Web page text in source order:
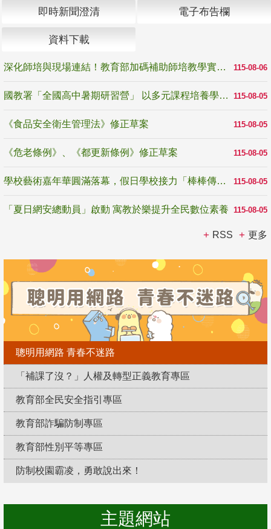
即時新聞澄清 電子布告欄
資料下載
115-08-06
深化師培與現場連結！教育部加碼補助師培教學實踐研究 10月師培國際研討會交流教學實踐經驗
115-08-05
國教署「全國高中暑期研習營」 以多元課程培養學生瞭解誠信專業與倫理價值
115-08-05
《食品安全衛生管理法》修正草案
115-08-05
《危老條例》、《都更新條例》修正草案
115-08-05
學校藝術嘉年華圓滿落幕，假日學校接力「棒棒傳美感」
115-08-05
「夏日網安總動員」啟動 寓教於樂提升全民數位素養
RSS 更多
聰明用網路 青春不迷路
「補課了沒？」人權及轉型正義教育專區
教育部全民安全指引專區
教育部詐騙防制專區
教育部性別平等專區
防制校園霸凌，勇敢說出來！
主題網站